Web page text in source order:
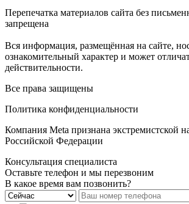
Перепечатка материалов сайта без
запрещена
Вся информация, размещённая на сайте,
ознакомительный характер и может
действительности.
Все права защищены
Политика конфиденциальности
Компания Meta признана экстремистской
Российской Федерации
Консультация специалиста
Оставьте телефон и мы перезвоним
В какое время вам позвонить?